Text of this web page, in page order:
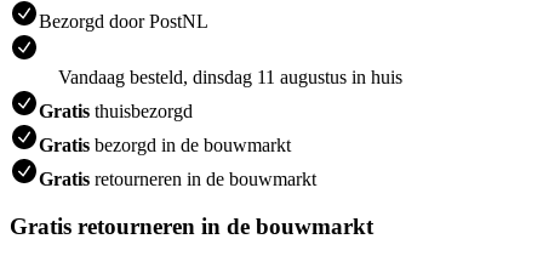
Bezorgd door PostNL
Vandaag besteld, dinsdag 11 augustus in huis
Gratis thuisbezorgd
Gratis bezorgd in de bouwmarkt
Gratis retourneren in de bouwmarkt
Gratis retourneren in de bouwmarkt